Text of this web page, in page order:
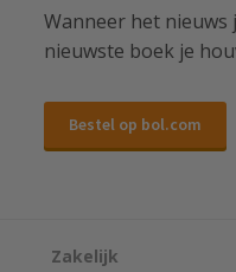
Wanneer het nieuws
nieuwste boek je
Bestel op bol.com
Zakelijk